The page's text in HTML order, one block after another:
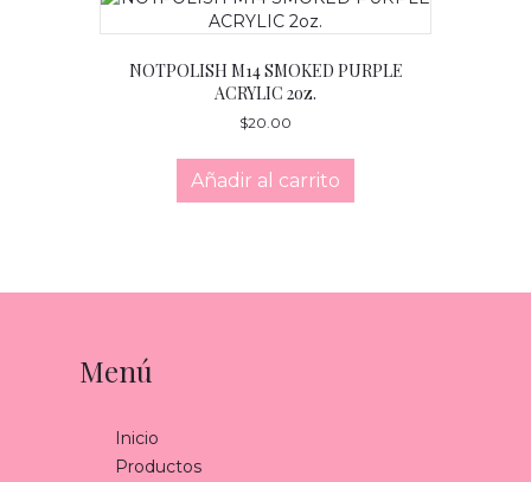
NOTPOLISH M14 SMOKED PURPLE
ACRYLIC 2oz.
$20.00
Añadir al carrito
Menú
Inicio
Productos